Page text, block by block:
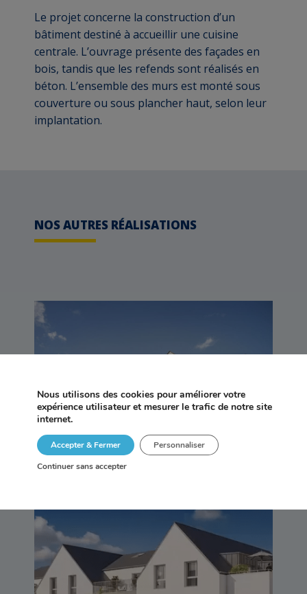
Le projet concerne la construction d’un
bâtiment destiné à accueillir une cuisine
centrale. L’ouvrage présente des façades en
bois, tandis que les refends sont réalisés en
béton. L’ensemble des murs est monté sous
couverture ou sous plancher haut, selon leur
implantation.
NOS AUTRES RÉALISATIONS
LIBERTY – VANNES (56)
Nous utilisons des cookies pour améliorer votre
expérience utilisateur et mesurer le trafic de notre site
internet.
Accepter & Fermer
Continuer sans accepter
Personnaliser